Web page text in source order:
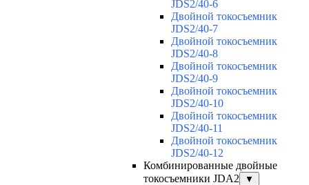
JDS2/40-6
Двойной токосъемник
JDS2/40-7
Двойной токосъемник
JDS2/40-8
Двойной токосъемник
JDS2/40-9
Двойной токосъемник
JDS2/40-10
Двойной токосъемник
JDS2/40-11
Двойной токосъемник
JDS2/40-12
Комбинированные двойные
токосъемники JDA2
▼